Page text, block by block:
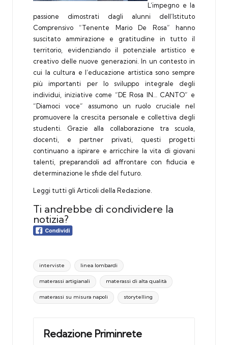
L’impegno e la
passione dimostrati dagli alunni dell’Istituto
Comprensivo “Tenente Mario De Rosa” hanno
suscitato ammirazione e gratitudine in tutto il
territorio, evidenziando il potenziale artistico e
creativo delle nuove generazioni. In un contesto in
cui la cultura e l’educazione artistica sono sempre
più importanti per lo sviluppo integrale degli
individui, iniziative come “DE Rosa IN… CANTO” e
“Diamoci voce” assumono un ruolo cruciale nel
promuovere la crescita personale e collettiva degli
studenti. Grazie alla collaborazione tra scuola,
docenti, e partner privati, questi progetti
continuano a ispirare e arricchire la vita di giovani
talenti, preparandoli ad affrontare con fiducia e
determinazione le sfide del futuro.
Leggi tutti gli Articoli della Redazione.
Ti andrebbe di condividere la
notizia?
Tags:
interviste linea lombardi
materassi artigianali materassi di alta qualità
materassi su misura napoli storytelling
Redazione Priminrete